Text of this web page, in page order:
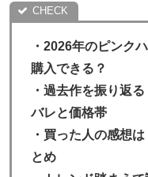
・ 2026年のピンク
購入できる？
・過去作を振り返
バレと価格帯
・ 買った人の感想
とめ